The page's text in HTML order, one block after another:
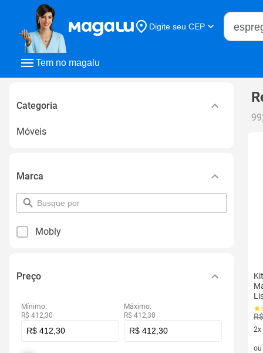
Tem no magalu
Digite seu CEP
Buscar
Categoria
Móveis
Marca
pesquisar
por
Mobly
Preço
Mínimo:
R$ 412,30
Máximo:
R$ 412,30
2x
2
ou